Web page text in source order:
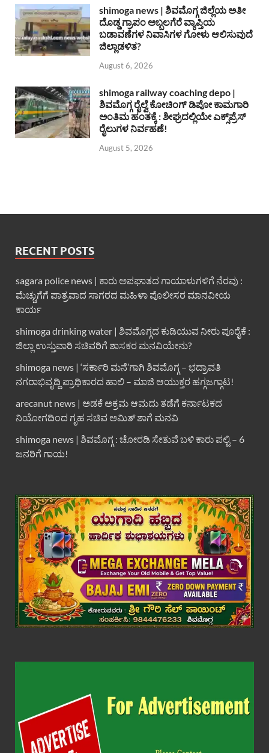
shimoga news | ಶಿವಮೊಗ್ಗ ಜಿಲ್ಲೆಯ ಅತೀ
ದೊಡ್ಡ ಗ್ರಾಪಂ ಅಬ್ಬಲಗೆರೆ ವ್ಯಾಪ್ತಿಯ
ಬಡಾವಣೆಗಳ ನಿವಾಸಿಗಳ ಗೋಳು ಆಲಿಸುವುದೆ
ಜಿಲ್ಲಾಡಳಿತ?
August 6, 2026
shimoga railway coaching depo |
ಶಿವಮೊಗ್ಗ ರೈಲ್ವೆ ಕೋಚಿಂಗ್ ಡಿಪೋ ಕಾಮಗಾರಿ
ಅಂತಿಮ ಹಂತಕ್ಕೆ : ಶೀಘ್ರದಲ್ಲಿಯೇ ಎಕ್ಸ್‌ಪ್ರೆಸ್
ರೈಲುಗಳ ನಿರ್ವಹಣೆ!
August 5, 2026
RECENT POSTS
sagara police news | ಕಾರು ಅಪಘಾತದ ಗಾಯಾಳುಗಳಿಗೆ ನೆರವು :
ಮೆಚ್ಚುಗೆಗೆ ಪಾತ್ರವಾದ ಸಾಗರದ ಮಹಿಳಾ ಪೊಲೀಸರ ಮಾನವೀಯ
ಕಾರ್ಯ
shimoga drinking water | ಶಿವಮೊಗ್ಗದ ಕುಡಿಯುವ ನೀರು ಪೂರೈಕೆ :
ಜಿಲ್ಲಾ ಉಸ್ತುವಾರಿ ಸಚಿವರಿಗೆ ಶಾಸಕರ ಮನವಿಯೇನು?
shimoga news | ‘ಸರ್ಕಾರಿ ಮನೆ’ಗಾಗಿ ಶಿವಮೊಗ್ಗ – ಭದ್ರಾವತಿ
ನಗರಾಭಿವೃದ್ದಿ ಪ್ರಾಧಿಕಾರದ ಹಾಲಿ – ಮಾಜಿ ಆಯುಕ್ತರ ಹಗ್ಗಜಗ್ಗಾಟ!
arecanut news | ಅಡಕೆ ಅಕ್ರಮ ಆಮದು ತಡೆಗೆ ಕರ್ನಾಟಕದ
ನಿಯೋಗದಿಂದ ಗೃಹ ಸಚಿವ ಅಮಿತ್ ಶಾಗೆ ಮನವಿ
shimoga news | ಶಿವಮೊಗ್ಗ : ಚೋರಡಿ ಸೇತುವೆ ಬಳಿ ಕಾರು ಪಲ್ಟಿ – 6
ಜನರಿಗೆ ಗಾಯ!